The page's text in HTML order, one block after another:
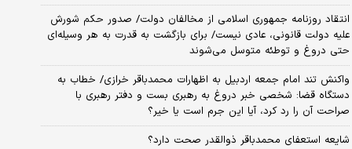
انتقاد روزنامه جمهوری اسلامی از مخالفان دولت/ صدور حکم شورش
علیه دولت قانونی، عادی نیست/ برای بازگشت به قدرت به هر وسیله‌ای
حتی دروغ و توطئه متوسل می‌شوند
واکنش تند امام جمعه اردبیل به اظهارات محمدباقر خرازی/ خطاب به
دستگاه قضا: شخصی خبر دروغ به رهبری بست و دفتر رهبری با
صراحت آن را رد کرد، آیا این جرم است یا خیر؟
شایعه استعفای محمدباقر ذوالقدر صحت دارد؟